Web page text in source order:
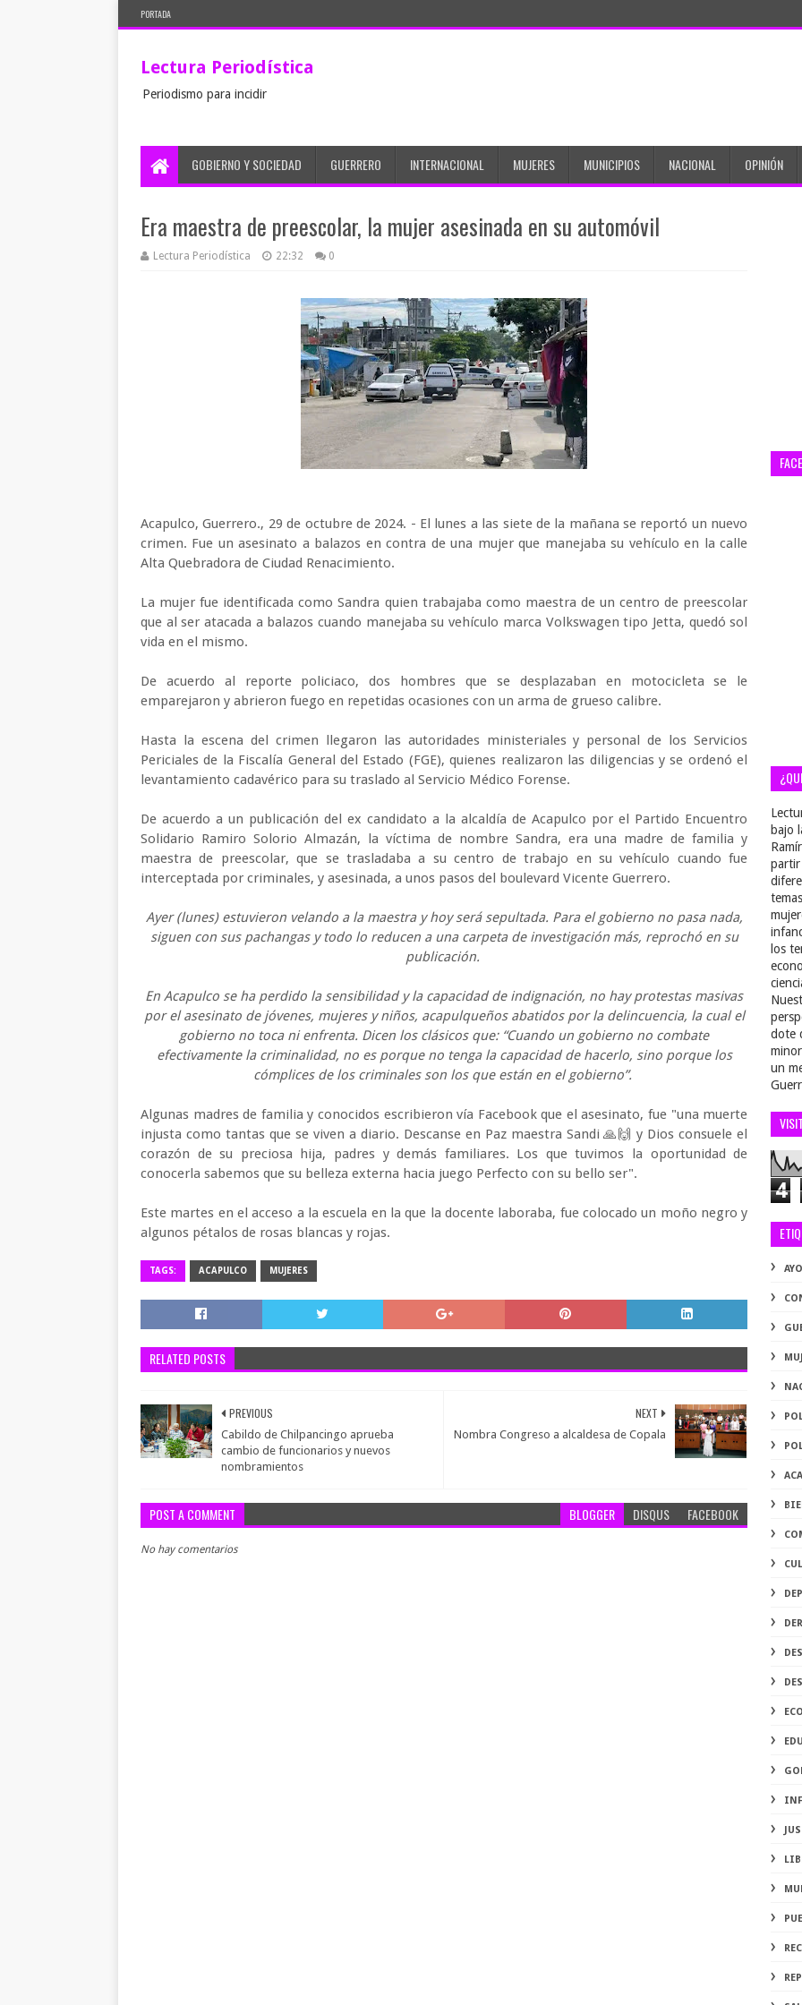
PORTADA
Lectura Periodística
Periodismo para incidir
GOBIERNO Y SOCIEDAD GUERRERO INTERNACIONAL MUJERES MUNICIPIOS NACIONAL OPINIÓN
Era maestra de preescolar, la mujer asesinada en su automóvil
Lectura Periodística 22:32 0
Acapulco, Guerrero., 29 de octubre de 2024. - El lunes a las siete de la mañana se reportó un nuevo
crimen. Fue un asesinato a balazos en contra de una mujer que manejaba su vehículo en la calle
Alta Quebradora de Ciudad Renacimiento.
La mujer fue identificada como Sandra quien trabajaba como maestra de un centro de preescolar
que al ser atacada a balazos cuando manejaba su vehículo marca Volkswagen tipo Jetta, quedó sol
vida en el mismo.
De acuerdo al reporte policiaco, dos hombres que se desplazaban en motocicleta se le
emparejaron y abrieron fuego en repetidas ocasiones con un arma de grueso calibre.
Hasta la escena del crimen llegaron las autoridades ministeriales y personal de los Servicios
Periciales de la Fiscalía General del Estado (FGE), quienes realizaron las diligencias y se ordenó el
levantamiento cadavérico para su traslado al Servicio Médico Forense.
De acuerdo a un publicación del ex candidato a la alcaldía de Acapulco por el Partido Encuentro
Solidario Ramiro Solorio Almazán, la víctima de nombre Sandra, era una madre de familia y
maestra de preescolar, que se trasladaba a su centro de trabajo en su vehículo cuando fue
interceptada por criminales, y asesinada, a unos pasos del boulevard Vicente Guerrero.
Ayer (lunes) estuvieron velando a la maestra y hoy será sepultada. Para el gobierno no pasa nada,
siguen con sus pachangas y todo lo reducen a una carpeta de investigación más, reprochó en su
publicación.
En Acapulco se ha perdido la sensibilidad y la capacidad de indignación, no hay protestas masivas
por el asesinato de jóvenes, mujeres y niños, acapulqueños abatidos por la delincuencia, la cual el
gobierno no toca ni enfrenta. Dicen los clásicos que: “Cuando un gobierno no combate
efectivamente la criminalidad, no es porque no tenga la capacidad de hacerlo, sino porque los
cómplices de los criminales son los que están en el gobierno”.
Algunas madres de familia y conocidos escribieron vía Facebook que el asesinato, fue "una muerte
injusta como tantas que se viven a diario. Descanse en Paz maestra Sandi 🙏🙌 y Dios consuele el
corazón de su preciosa hija, padres y demás familiares. Los que tuvimos la oportunidad de
conocerla sabemos que su belleza externa hacia juego Perfecto con su bello ser".
Este martes en el acceso a la escuela en la que la docente laboraba, fue colocado un moño negro y
algunos pétalos de rosas blancas y rojas.
TAGS: ACAPULCO MUJERES
RELATED POSTS
NEXT
Nombra Congreso a alcaldesa de Copala
PREVIOUS
Cabildo de Chilpancingo aprueba
cambio de funcionarios y nuevos
nombramientos
POST A COMMENT BLOGGER DISQUS FACEBOOK
No hay comentarios
bajo
partir
los
dote
un
4